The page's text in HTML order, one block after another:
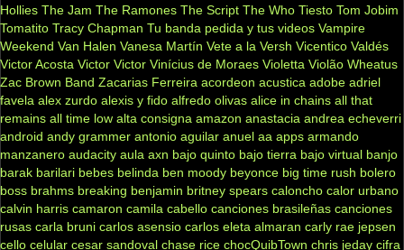
Hollies The Jam The Ramones The Script The Who Tiesto Tom Jobim
Tomatito Tracy Chapman Tu banda pedida y tus videos Vampire
Weekend Van Halen Vanesa Martín Vete a la Versh Vicentico Valdés
Victor Acosta Victor Victor Vinícius de Moraes Violetta Violão Wheatus
Zac Brown Band Zacarias Ferreira acordeon acustica adobe adriel
favela alex zurdo alexis y fido alfredo olivas alice in chains all that
remains all time low alta consigna amazon anastacia andrea echeverri
android andy grammer antonio aguilar anuel aa apps armando
manzanero audacity aula axn bajo quinto bajo tierra bajo virtual banjo
barak barilari bebes belinda ben moody beyonce big time rush bolero
boss brahms breaking benjamin britney spears caloncho calor urbano
calvin harris camaron camila cabello canciones brasileñas canciones
rusas carla bruni carlos asensio carlos eleta almaran carly rae jepsen
cello celular cesar sandoval chase rice chocQuibTown chris jeday cifra